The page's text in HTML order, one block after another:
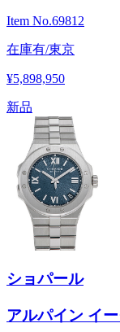
Item No.69812
在庫有/東京
¥5,898,950
新品
ショパール
アルパイン イ